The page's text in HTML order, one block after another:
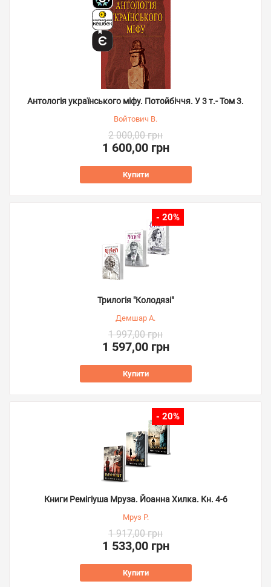
Антологія українського міфу. Потойбіччя. У 3 т.- Том 3.
Войтович В.
2 000,00 грн
1 600,00 грн
Купити
- 20%
Трилогія "Колодязі"
Демшар А.
1 997,00 грн
1 597,00 грн
Купити
- 20%
Книги Ремігіуша Мруза. Йоанна Хилка. Кн. 4-6
Мруз Р.
1 917,00 грн
1 533,00 грн
Купити